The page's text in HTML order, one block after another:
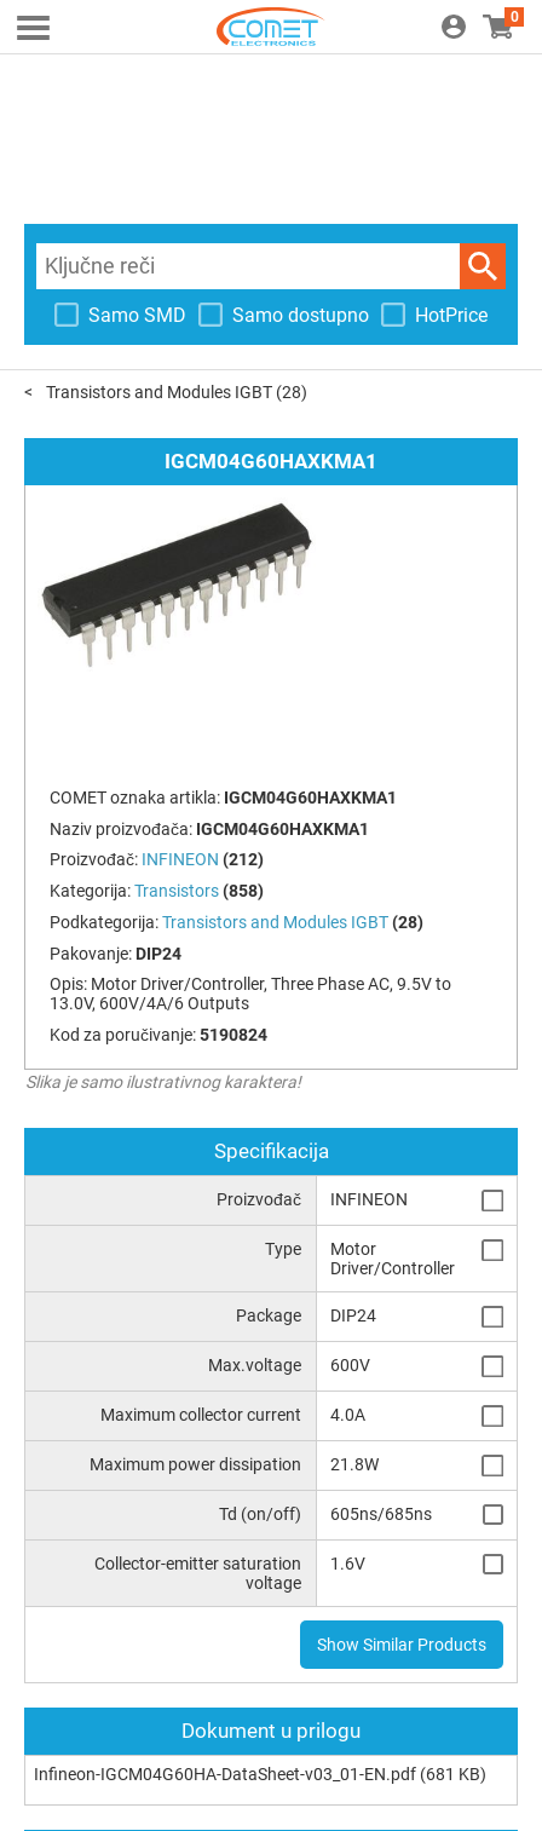
0
Samo SMD Samo dostupno HotPrice
Transistors and Modules IGBT (28)
IGCM04G60HAXKMA1
COMET oznaka artikla: IGCM04G60HAXKMA1
Naziv proizvođača: IGCM04G60HAXKMA1
Proizvođač: INFINEON (212)
Kategorija:Transistors (858)
Podkategorija:Transistors and Modules IGBT (28)
Pakovanje: DIP24
Opis: Motor Driver/Controller, Three Phase AC, 9.5V to
13.0V, 600V/4A/6 Outputs
Kod za poručivanje:5190824
Slika je samo ilustrativnog karaktera!
Specifikacija
Proizvođač INFINEON
Type
Motor
Driver/Controller
Package DIP24
Max.voltage 600V
Maximum collector current 4.0A
Maximum power dissipation 21.8W
Td (on/off) 605ns/685ns
Collector-emitter saturation
voltage
1.6V
Show Similar Products
Dokument u prilogu
Infineon-IGCM04G60HA-DataSheet-v03_01-EN.pdf (681 KB)